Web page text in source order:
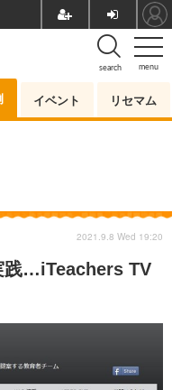
menu
search
イベント リセマム
践…iTeachers TV
2021.9.8 Wed 19:20